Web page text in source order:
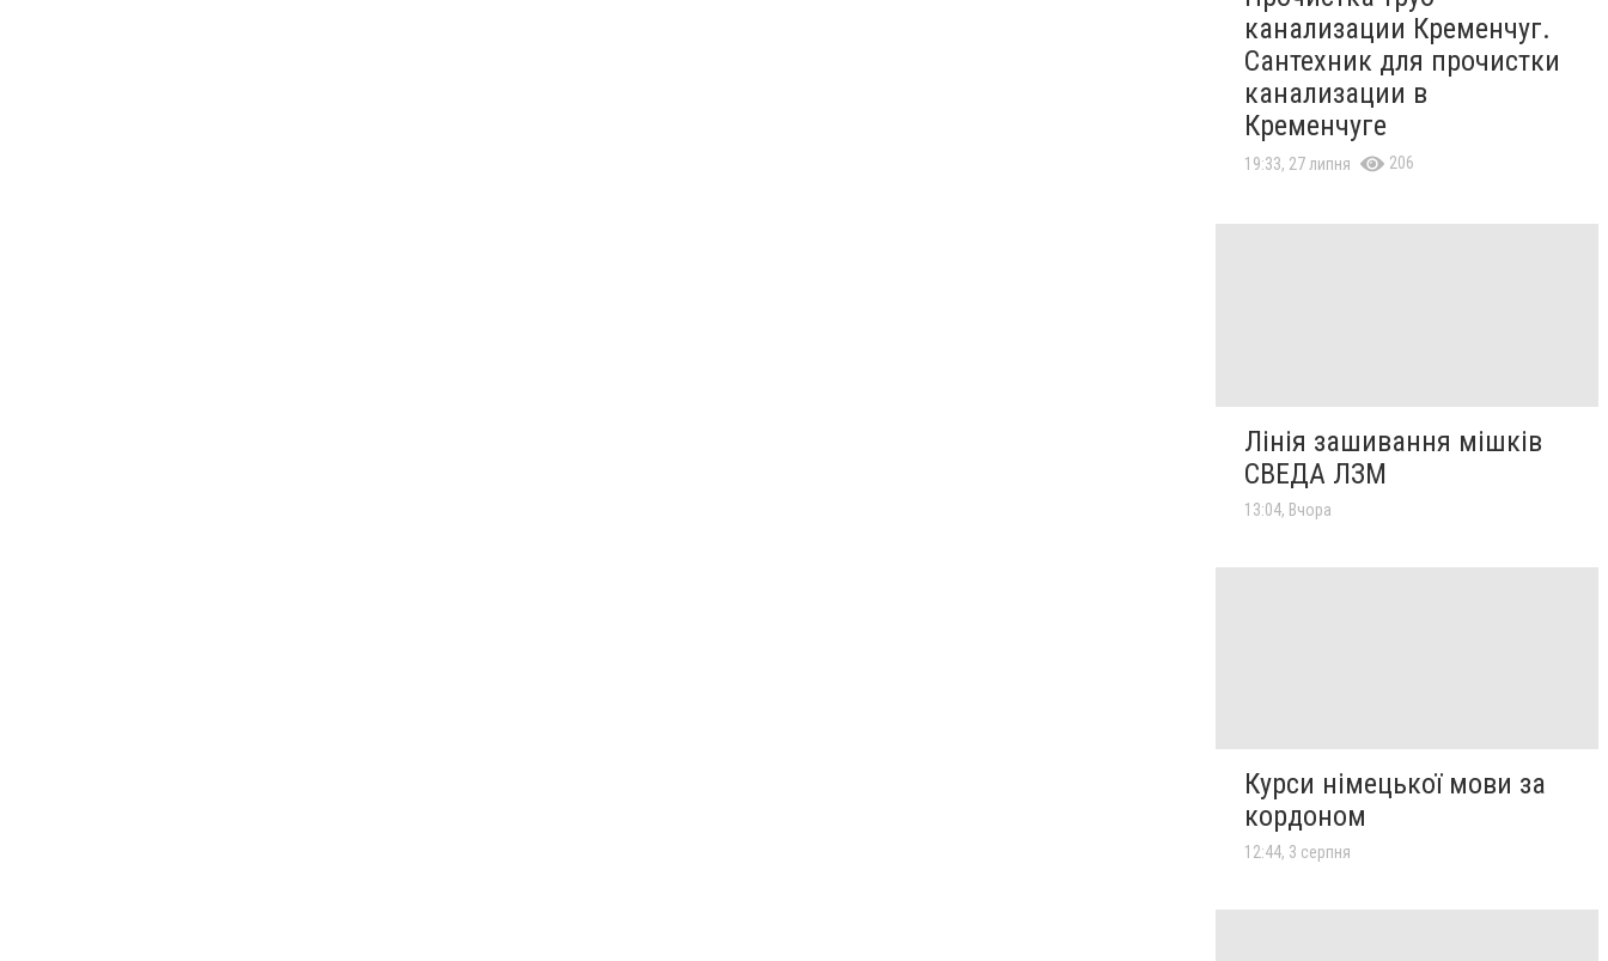
канализации Кременчуг.
Сантехник для прочистки
канализации в
Кременчуге
19:33, 27 липня 206
Лінія зашивання мішків
СВЕДА ЛЗМ
13:04, Вчора
Курси німецької мови за
кордоном
12:44, 3 серпня